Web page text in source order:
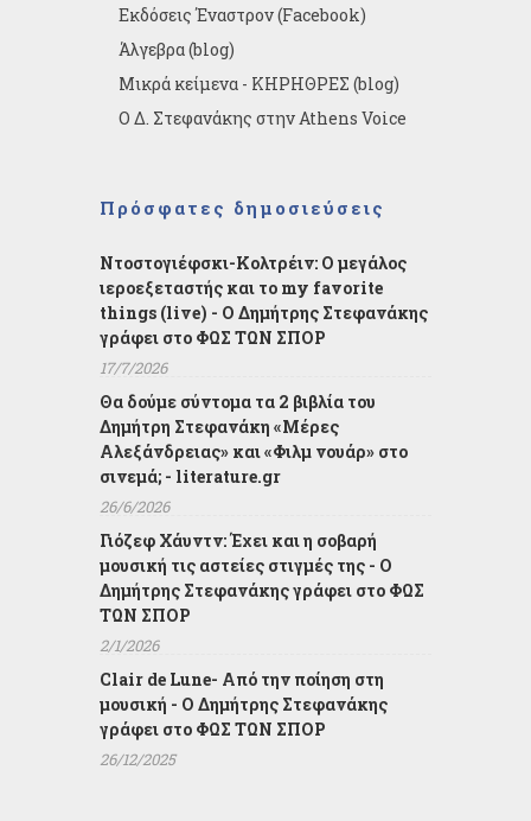
Εκδόσεις Έναστρον (Facebook)
Άλγεβρα (blog)
Μικρά κείμενα - ΚΗΡΗΘΡΕΣ (blog)
Ο Δ. Στεφανάκης στην Athens Voice
Πρόσφατες δημοσιεύσεις
Ντοστογιέφσκι-Κολτρέιν: Ο μεγάλος
ιεροεξεταστής και το my favorite
things (live) - Ο Δημήτρης Στεφανάκης
γράφει στο ΦΩΣ ΤΩΝ ΣΠΟΡ
17/7/2026
Θα δούμε σύντομα τα 2 βιβλία του
Δημήτρη Στεφανάκη «Μέρες
Αλεξάνδρειας» και «Φιλμ νουάρ» στο
σινεμά; - literature.gr
26/6/2026
Γιόζεφ Χάυντν: Έχει και η σοβαρή
μουσική τις αστείες στιγμές της - Ο
Δημήτρης Στεφανάκης γράφει στο ΦΩΣ
ΤΩΝ ΣΠΟΡ
2/1/2026
Clair de Lune- Από την ποίηση στη
μουσική - Ο Δημήτρης Στεφανάκης
γράφει στο ΦΩΣ ΤΩΝ ΣΠΟΡ
26/12/2025